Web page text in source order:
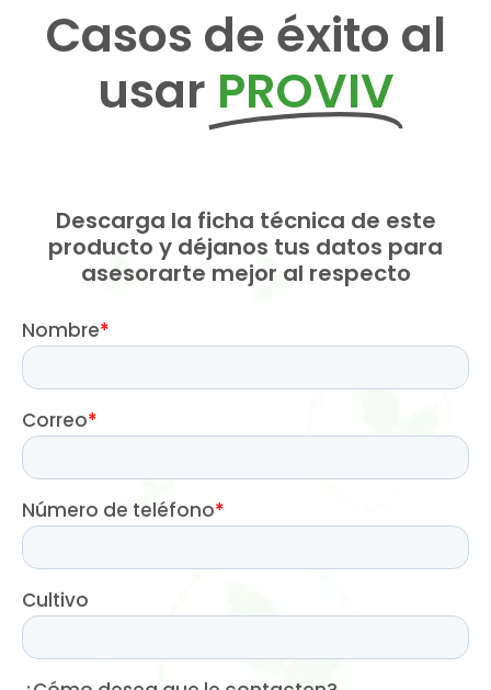
Casos de éxito al
usar PROVIV
Descarga la ficha técnica de este
producto y déjanos tus datos para
asesorarte mejor al respecto